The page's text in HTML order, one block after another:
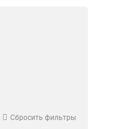
Сбросить фильтры